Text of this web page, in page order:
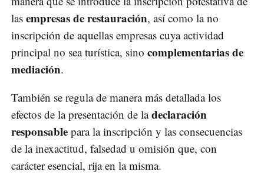
las empresas de restauración, así como la no
inscripción de aquellas empresas cuya actividad
principal no sea turística, sino complementarias de
mediación.
También se regula de manera más detallada los
efectos de la presentación de ladeclaración
responsable para la inscripción y las consecuencias
de la inexactitud, falsedad u omisión que, con
carácter esencial, rija en la misma.